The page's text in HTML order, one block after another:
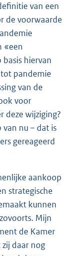
van een
de voorwaarde
«een
hiervan
pandemie
van de
voor
deze wijziging?
nu – dat is
gereageerd
aankoop
strategische
kunnen
Mijn
de Kamer
daar nog